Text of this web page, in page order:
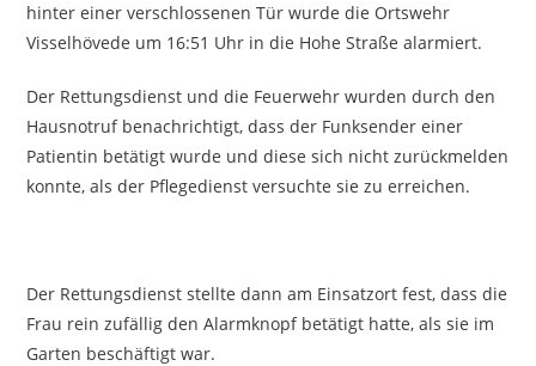
hinter einer verschlossenen Tür wurde die Ortswehr
Visselhövede um 16:51 Uhr in die Hohe Straße alarmiert.
Der Rettungsdienst und die Feuerwehr wurden durch den
Hausnotruf benachrichtigt, dass der Funksender einer
Patientin betätigt wurde und diese sich nicht zurückmelden
konnte, als der Pflegedienst versuchte sie zu erreichen.
Der Rettungsdienst stellte dann am Einsatzort fest, dass die
Frau rein zufällig den Alarmknopf betätigt hatte, als sie im
Garten beschäftigt war.